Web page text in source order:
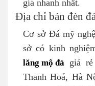
giá nhanh nhất.
Địa chỉ bán đèn
Cơ sở Đá mỹ
sở có kinh
lăng mộ đá giá
Thanh Hoá, Hà